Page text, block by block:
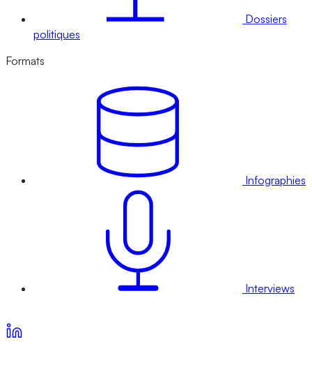
Dossiers
politiques
Formats
Infographies
Interviews